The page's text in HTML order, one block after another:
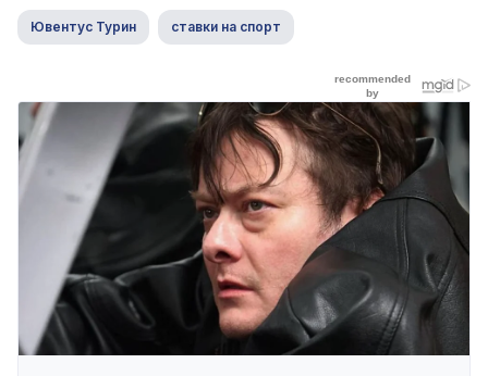
Ювентус Турин ставки на спорт